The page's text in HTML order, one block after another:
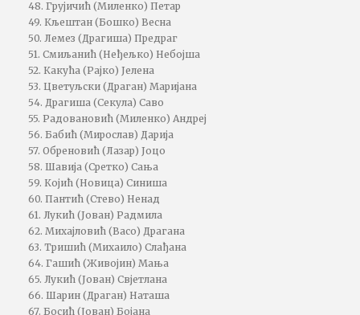
48. Грујичић (Миленко) Петар
49. Кљештан (Бошко) Весна
50. Лемез (Драгиша) Предраг
51. Смиљанић (Неђељко) Небојша
52. Какућа (Рајко) Јелена
53. Цветуљски (Драган) Маријана
54. Драгиша (Секула) Саво
55. Радовановић (Миленко) Андреј
56. Бабић (Мирослав) Дарија
57. Обреновић (Лазар) Јоцо
58. Шавија (Сретко) Сања
59. Којић (Новица) Синиша
60. Пантић (Стево) Ненад
61. Лукић (Јован) Радмила
62. Михајловић (Васо) Драгана
63. Тришић (Михаило) Слађана
64. Гашић (Живојин) Мања
65. Лукић (Јован) Свјетлана
66. Шарин (Драган) Наташа
67. Босић (Јован) Бојана